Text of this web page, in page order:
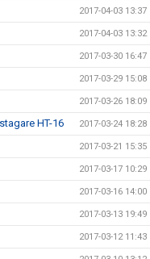
2017-04-03 13:37
2017-04-03 13:32
2017-03-30 16:47
2017-03-29 15:08
2017-03-26 18:09
HT-16 2017-03-24 18:28
2017-03-21 15:35
2017-03-17 10:29
2017-03-16 14:00
2017-03-13 19:49
2017-03-12 11:43